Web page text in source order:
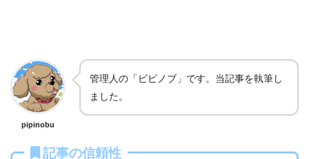
pipinobu
管理人の「ピピノブ」です。当記事を執筆し
ました。
記事の信頼性